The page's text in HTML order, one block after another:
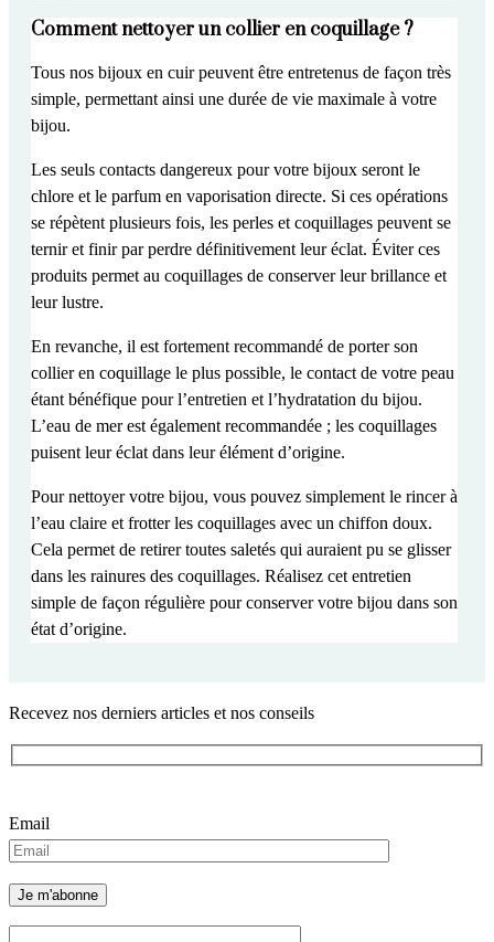
Comment nettoyer un collier en coquillage ?
Tous nos bijoux en cuir peuvent être entretenus de façon très
simple, permettant ainsi une durée de vie maximale à votre
bijou.
Les seuls contacts dangereux pour votre bijoux seront le
chlore et le parfum en vaporisation directe. Si ces opérations
se répètent plusieurs fois, les perles et coquillages peuvent se
ternir et finir par perdre définitivement leur éclat. Éviter ces
produits permet au coquillages de conserver leur brillance et
leur lustre.
En revanche, il est fortement recommandé de porter son
collier en coquillage le plus possible, le contact de votre peau
étant bénéfique pour l’entretien et l’hydratation du bijou.
L’eau de mer est également recommandée ; les coquillages
puisent leur éclat dans leur élément d’origine.
Pour nettoyer votre bijou, vous pouvez simplement le rincer à
l’eau claire et frotter les coquillages avec un chiffon doux.
Cela permet de retirer toutes saletés qui auraient pu se glisser
dans les rainures des coquillages. Réalisez cet entretien
simple de façon régulière pour conserver votre bijou dans son
état d’origine.
Recevez nos derniers articles et nos conseils
Email